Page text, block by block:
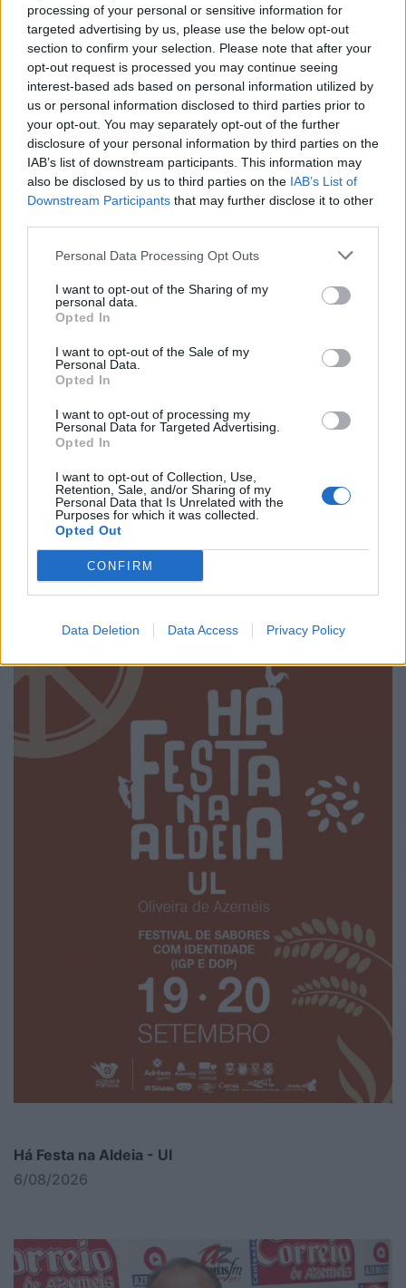
processing of your personal or sensitive information for
targeted advertising by us, please use the below opt-out
section to confirm your selection. Please note that after your
opt-out request is processed you may continue seeing
interest-based ads based on personal information utilized by
us or personal information disclosed to third parties prior to
your opt-out. You may separately opt-out of the further
disclosure of your personal information by third parties on the
IAB’s list of downstream participants. This information may
also be disclosed by us to third parties on the IAB’s List of
Downstream Participants that may further disclose it to other
Personal Data Processing Opt Outs
I want to opt-out of the Sharing of my
personal data.
Opted In
I want to opt-out of the Sale of my
Personal Data.
Opted In
I want to opt-out of processing my
Personal Data for Targeted Advertising.
Opted In
I want to opt-out of Collection, Use,
Retention, Sale, and/or Sharing of my
Personal Data that Is Unrelated with the
Purposes for which it was collected.
Opted Out
CONFIRM
Data Deletion Data Access Privacy Policy
Grandiosas Festas em Honra do Mártir S. Sebastião,
em Ossela
6/08/2026
Há Festa na Aldeia - Ul
6/08/2026